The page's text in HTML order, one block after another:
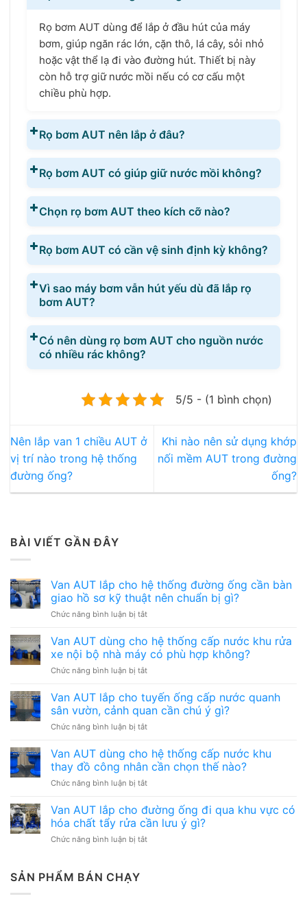
Rọ bơm AUT dùng để lắp ở đầu hút của máy
bơm, giúp ngăn rác lớn, cặn thô, lá cây, sỏi nhỏ
hoặc vật thể lạ đi vào đường hút. Thiết bị này
còn hỗ trợ giữ nước mồi nếu có cơ cấu một
chiều phù hợp.
Rọ bơm AUT nên lắp ở đâu?
Rọ bơm AUT có giúp giữ nước mồi không?
Chọn rọ bơm AUT theo kích cỡ nào?
Rọ bơm AUT có cần vệ sinh định kỳ không?
Vì sao máy bơm vẫn hút yếu dù đã lắp rọ
bơm AUT?
Có nên dùng rọ bơm AUT cho nguồn nước
có nhiều rác không?
5/5 - (1 bình chọn)
Nên lắp van 1 chiều AUT ở
vị trí nào trong hệ thống
đường ống?
Khi nào nên sử dụng khớp
nối mềm AUT trong đường
ống?
BÀI VIẾT GẦN ĐÂY
Van AUT lắp cho hệ thống đường ống cần bàn
giao hồ sơ kỹ thuật nên chuẩn bị gì?
Chức năng bình luận bị tắtở
AUT
lắp
cho
hệ
đường
ống
cần
bàn
hồ
sơ
thuật
chuẩn
bị
Van AUT dùng cho hệ thống cấp nước khu rửa
xe nội bộ nhà máy có phù hợp không?
Chức năng bình luận bị tắtở
AUT
dùng
cho
hệ
cấp
nước
khu
rửa
nội
bộ
máy
Van AUT lắp cho tuyến ống cấp nước quanh
sân vườn, cảnh quan cần chú ý gì?
Chức năng bình luận bị tắtở
AUT
lắp
cho
tuyến
cấp
nước
quanh
sân
Van AUT dùng cho hệ thống cấp nước khu
thay đồ công nhân cần chọn thế nào?
Chức năng bình luận bị tắtở
AUT
dùng
cho
hệ
Van AUT lắp cho đường ống đi qua khu vực có
hóa chất tẩy rửa cần lưu ý gì?
Chức năng bình luận bị tắtở
SẢN PHẨM BÁN CHẠY